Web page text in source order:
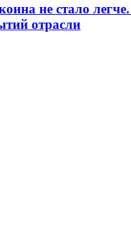
не стало
отрасли